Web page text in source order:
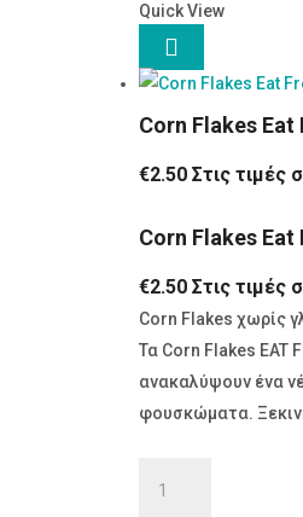
Quick View

Corn Flakes Eat
€2.50 Στις τιμές
Corn Flakes Eat
€2.50 Στις τιμές
Corn Flakes χωρίς
Τα Corn Flakes EAT
ανακαλύψουν ένα
φουσκώματα.